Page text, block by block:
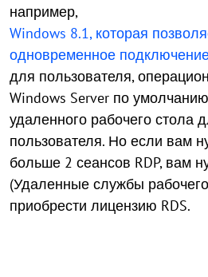
например,
Windows 8.1, которая
одновременное
для пользователя,
Windows Server по
удаленного рабочего стола
пользователя. Но если вам
больше 2 сеансов RDP, вам
(Удаленные службы
приобрести лицензию RDS.